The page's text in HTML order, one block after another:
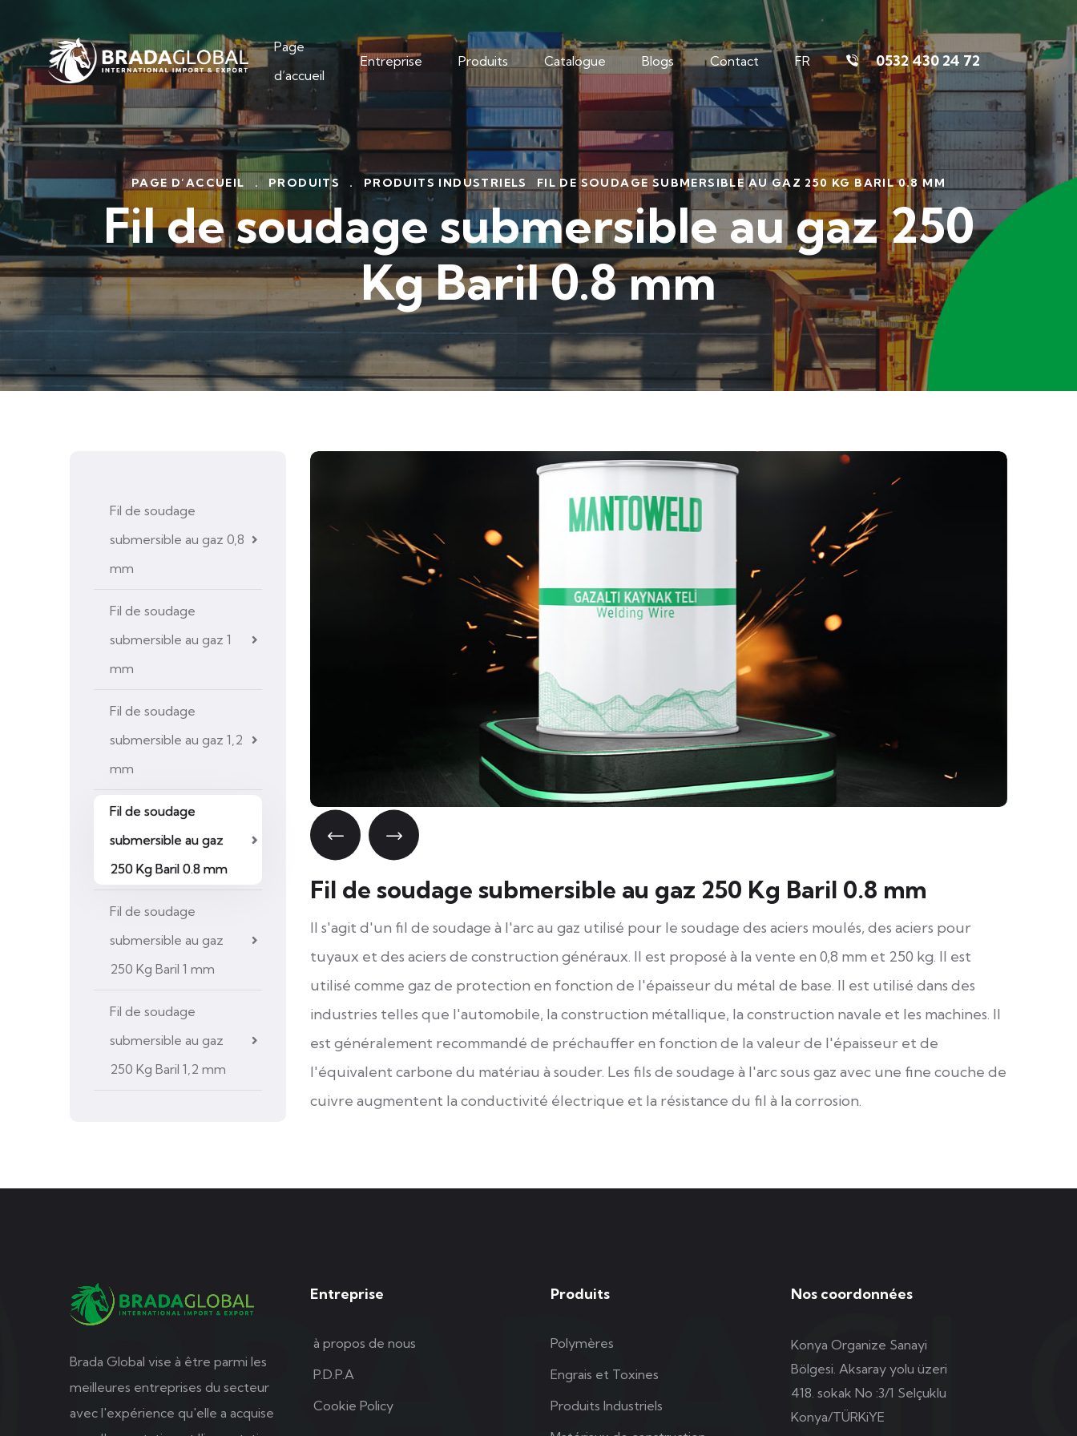
Page
d’accueil
Entreprise Produits Catalogue Blogs Contact FR 0532 430 24 72
PAGE D’ACCUEIL . PRODUITS . PRODUITS INDUSTRIELS FIL DE SOUDAGE SUBMERSIBLE AU GAZ 250 KG BARIL 0.8 MM
Fil de soudage submersible au gaz 250
Kg Baril 0.8 mm
Fil de soudage
submersible au gaz 0,8
mm
Fil de soudage
submersible au gaz 1
mm
Fil de soudage
submersible au gaz 1,2
mm
Fil de soudage
submersible au gaz
250 Kg Baril 0.8 mm
Fil de soudage
submersible au gaz
250 Kg Baril 1 mm
Fil de soudage
submersible au gaz
250 Kg Baril 1,2 mm
Fil de soudage submersible au gaz 250 Kg Baril 0.8 mm
Il s'agit d'un fil de soudage à l'arc au gaz utilisé pour le soudage des aciers moulés, des aciers pour
tuyaux et des aciers de construction généraux. Il est proposé à la vente en 0,8 mm et 250 kg. Il est
utilisé comme gaz de protection en fonction de l'épaisseur du métal de base. Il est utilisé dans des
industries telles que l'automobile, la construction métallique, la construction navale et les machines. Il
est généralement recommandé de préchauffer en fonction de la valeur de l'épaisseur et de
l'équivalent carbone du matériau à souder. Les fils de soudage à l'arc sous gaz avec une fine couche de
cuivre augmentent la conductivité électrique et la résistance du fil à la corrosion.
Brada Global vise à être parmi les
meilleures entreprises du secteur
avec l'expérience qu'elle a acquise
Entreprise
à propos de nous
P.D.P.A
Cookie Policy
Produits
Polymères
Engrais et Toxines
Produits Industriels
Nos coordonnées
Konya Organize Sanayi
Bölgesi. Aksaray yolu üzeri
418. sokak No :3/1 Selçuklu
Konya/TÜRKiYE